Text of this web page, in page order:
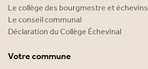
Le collège des bourgmestre et échevins
Le conseil communal
Déclaration du Collège Échevinal
Votre commune